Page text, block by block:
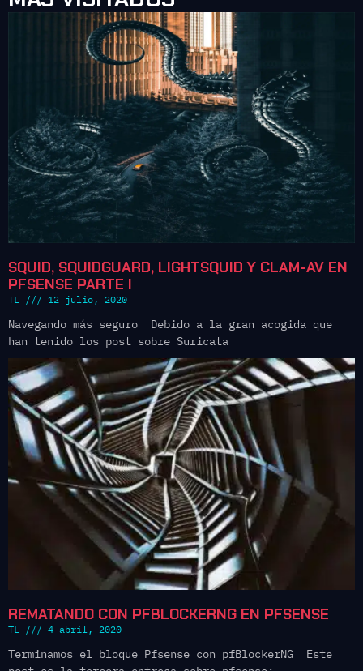
SQUID, SQUIDGUARD, LIGHTSQUID Y CLAM-AV EN
PFSENSE PARTE I
TL 12 julio, 2020
Navegando más seguro Debido a la gran acogida que
han tenido los post sobre Suricata
REMATANDO CON PFBLOCKERNG EN PFSENSE
TL 4 abril, 2020
Terminamos el bloque Pfsense con pfBlockerNG Este